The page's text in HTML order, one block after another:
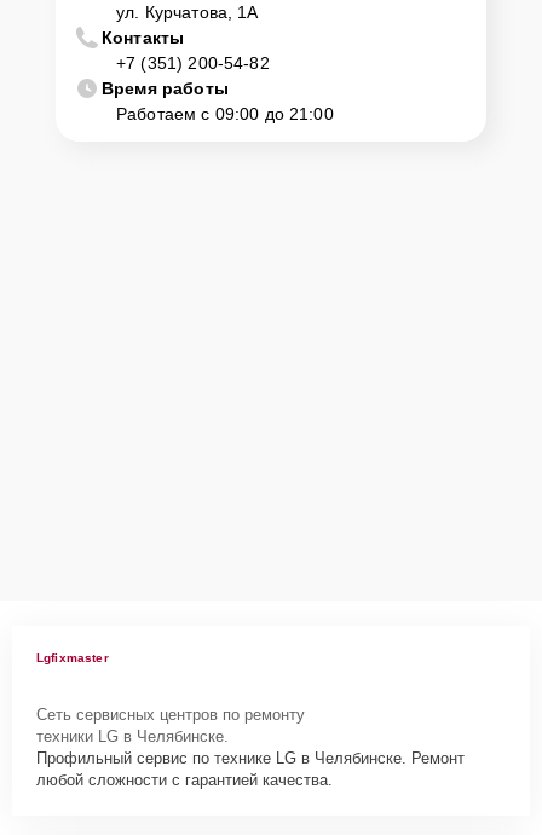
ул. Курчатова, 1А
Контакты
+7 (351) 200-54-82
Время работы
Работаем с 09:00 до 21:00
Lgfixmaster
Сеть сервисных центров по ремонту
техники LG в Челябинске.
Профильный сервис по технике LG в Челябинске. Ремонт
любой сложности с гарантией качества.